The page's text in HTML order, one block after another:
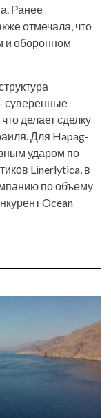
Ранее
отмечала, что
и оборонном
суверенные
делает сделку
Для Hapag-
ударом по
Linerlytica, в
по объему
Ocean